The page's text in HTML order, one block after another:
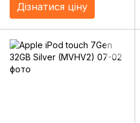
Дізнатися ціну